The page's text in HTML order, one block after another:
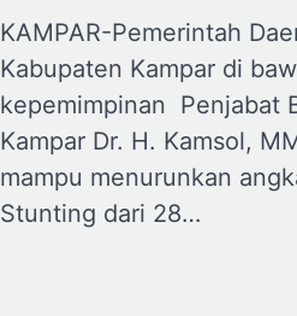
KAMPAR-Pemerintah
Kabupaten Kampar di
kepemimpinan Penjabat
Kampar Dr. H. Kamsol,
mampu menurunkan
Stunting dari 28…